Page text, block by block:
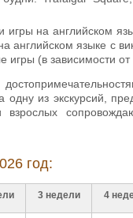
игры на английском
языке с
(в зависимости от
одну из экскурсий,
год:
3 недели 4